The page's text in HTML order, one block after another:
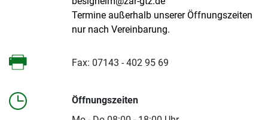
Termine außerhalb unserer Öffnungszeiten
nur nach Vereinbarung.
Öffnungszeiten
Fax: 07143 - 402 95 69